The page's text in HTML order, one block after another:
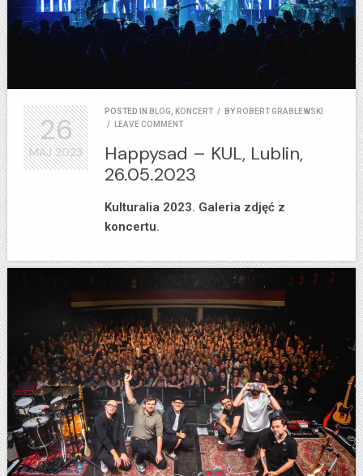
POSTED IN BLOG KONCERT / BY ROBERT GRABLEWSKI
/
LEAVE COMMENT
Happysad – KUL, Lublin,
26.05.2023
Kulturalia 2023. Galeria zdjęć z
koncertu.
26
MAJ2023